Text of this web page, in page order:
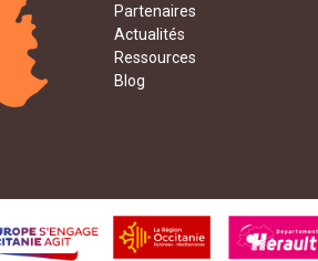
Partenaires
Actualités
Ressources
Blog